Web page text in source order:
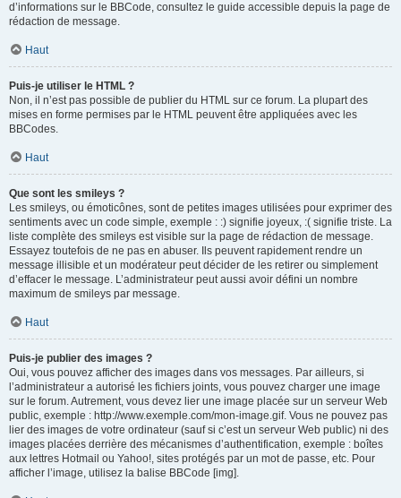
d’informations sur le BBCode, consultez le guide accessible depuis la page de
rédaction de message.
Haut
Puis-je utiliser le HTML ?
Non, il n’est pas possible de publier du HTML sur ce forum. La plupart des
mises en forme permises par le HTML peuvent être appliquées avec les
BBCodes.
Haut
Que sont les smileys ?
Les smileys, ou émoticônes, sont de petites images utilisées pour exprimer des
sentiments avec un code simple, exemple : :) signifie joyeux, :( signifie triste. La
liste complète des smileys est visible sur la page de rédaction de message.
Essayez toutefois de ne pas en abuser. Ils peuvent rapidement rendre un
message illisible et un modérateur peut décider de les retirer ou simplement
d’effacer le message. L’administrateur peut aussi avoir défini un nombre
maximum de smileys par message.
Haut
Puis-je publier des images ?
Oui, vous pouvez afficher des images dans vos messages. Par ailleurs, si
l’administrateur a autorisé les fichiers joints, vous pouvez charger une image
sur le forum. Autrement, vous devez lier une image placée sur un serveur Web
public, exemple : http://www.exemple.com/mon-image.gif. Vous ne pouvez pas
lier des images de votre ordinateur (sauf si c’est un serveur Web public) ni des
images placées derrière des mécanismes d’authentification, exemple : boîtes
aux lettres Hotmail ou Yahoo!, sites protégés par un mot de passe, etc. Pour
afficher l’image, utilisez la balise BBCode [img].